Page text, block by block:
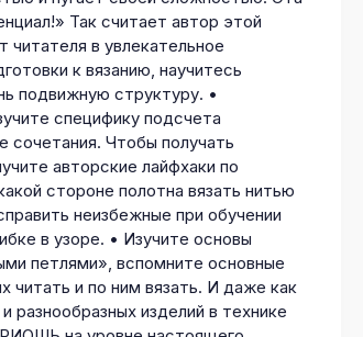
Так считает автор этой
читателя в увлекательное
к вязанию, научитесь
подвижную структуру. •
специфику подсчета
сочетания. Чтобы получать
авторские лайфхаки по
стороне полотна вязать нитью
неизбежные при обучении
в узоре. • Изучите основы
петлями», вспомните основные
читать и по ним вязать. И даже как
изделий в технике